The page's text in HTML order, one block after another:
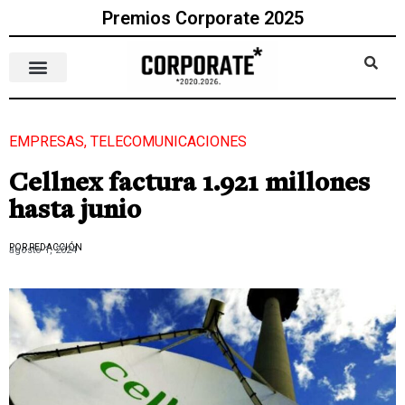
Premios Corporate 2025
EMPRESAS, TELECOMUNICACIONES
Cellnex factura 1.921 millones
hasta junio
POR REDACCIÓN
agosto 1, 2024